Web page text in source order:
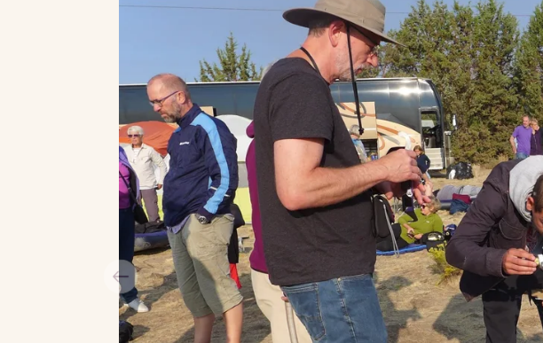
sædvanligt med astro-guide Mikael Svalgaard. Hans
ekspertise sikrer, at vi altid befinder os på det mest
optimale sted for observation af solformørkelsen.
Denne gang er det nord for centerlinjen, så vi undgår
eventuel tung trafik sydfra.
Efter det store naturfænomen rejser vi videre til
Sepúlveda med en middelalderstemning, der fylder de
smalle gader og romanske kirker. Derfra går turen til
Segovia, der er berømt for sin imponerende romerske
akvædukt, gotiske katedral og den naturskønne Hoces
del Río Duratón, hvor vi er på en smuk vandretur.